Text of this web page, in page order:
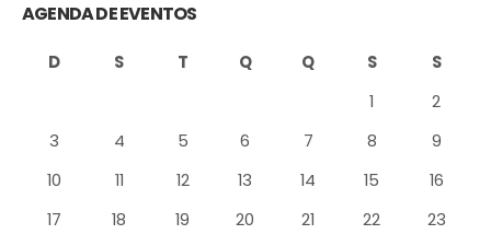
AGENDA DE EVENTOS
D S T Q Q S
S
1
2
3
4 5 6 7 8
9
10
11 12 13 14 15
16
17
18 19 20 21 22
23